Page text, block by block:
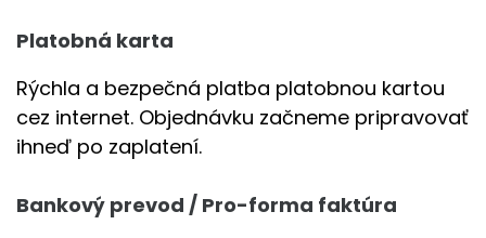
Platobná karta
Rýchla a bezpečná platba platobnou kartou
cez internet. Objednávku začneme pripravovať
ihneď po zaplatení.
Bankový prevod / Pro-forma faktúra